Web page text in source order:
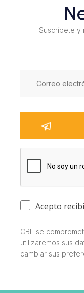
¡Suscríbete
Acepto
CBL se
utilizaremos sus
cambiar sus